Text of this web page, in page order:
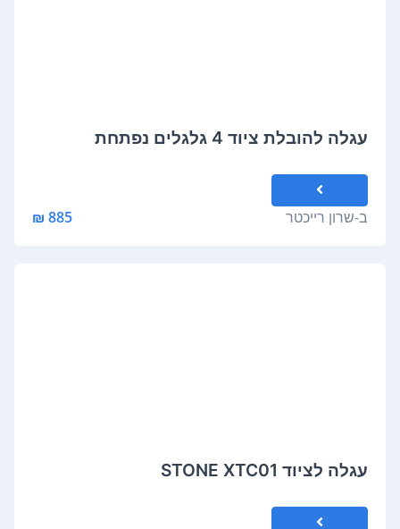
עגלה להובלת ציוד 4 גלגלים נפתחת
ב-שרון רייכטר 885 ₪
עגלה לציוד STONE XTC01